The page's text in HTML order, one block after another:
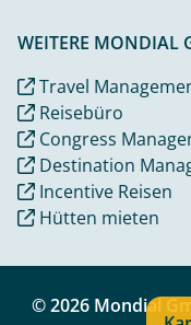
WEITERE MONDIAL
Travel
Reisebüro
Congress
Destination
Incentive Reisen
Hütten mieten
© 2026 Mondial